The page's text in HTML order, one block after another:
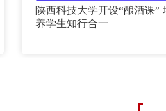
陕西科技大学开设“酿酒课”
养学生知行合一